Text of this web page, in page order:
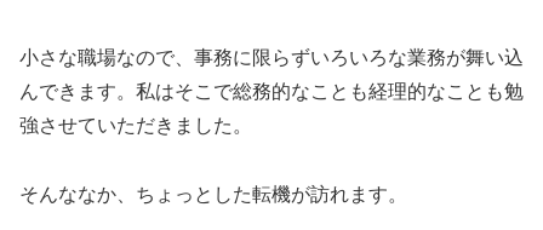
小さな職場なので、事務に限らずいろいろな業務が舞い込
んできます。私はそこで総務的なことも経理的なことも勉
強させていただきました。
そんななか、ちょっとした転機が訪れます。